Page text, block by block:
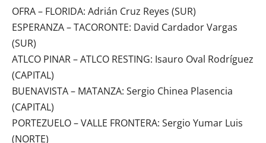
OFRA – FLORIDA: Adrián Cruz Reyes (SUR)
ESPERANZA – TACORONTE: David Cardador Vargas
(SUR)
ATLCO PINAR – ATLCO RESTING: Isauro Oval Rodríguez
(CAPITAL)
BUENAVISTA – MATANZA: Sergio Chinea Plasencia
(CAPITAL)
PORTEZUELO – VALLE FRONTERA: Sergio Yumar Luis
(NORTE)